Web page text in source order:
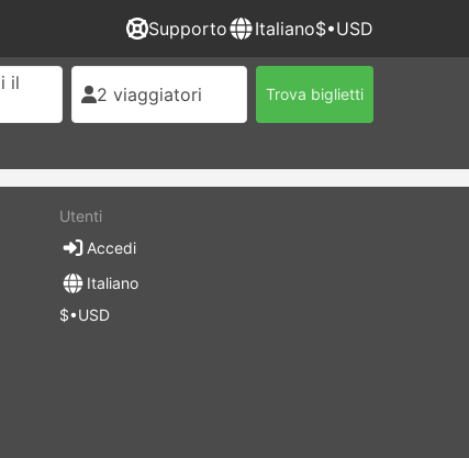
Supporto Italiano$•USD
il
2 viaggiatori Trova biglietti
Utenti
Accedi
Italiano
$•USD